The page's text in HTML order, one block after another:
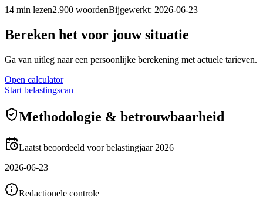
14 min lezen2.900 woordenBijgewerkt: 2026-06-23
Bereken het voor jouw situatie
Ga van uitleg naar een persoonlijke berekening met actuele tarieven.
Open calculator
Start belastingscan
Methodologie & betrouwbaarheid
Laatst beoordeeld voor belastingjaar 2026
2026-06-23
Redactionele controle